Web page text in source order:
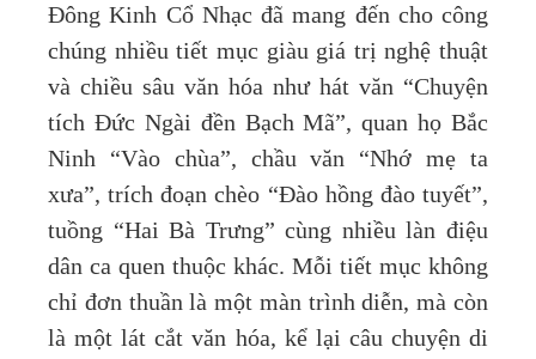
Đông Kinh Cổ Nhạc đã mang đến cho công
chúng nhiều tiết mục giàu giá trị nghệ thuật
và chiều sâu văn hóa như hát văn “Chuyện
tích Đức Ngài đền Bạch Mã”, quan họ Bắc
Ninh “Vào chùa”, chầu văn “Nhớ mẹ ta
xưa”, trích đoạn chèo “Đào hồng đào tuyết”,
tuồng “Hai Bà Trưng” cùng nhiều làn điệu
dân ca quen thuộc khác. Mỗi tiết mục không
chỉ đơn thuần là một màn trình diễn, mà còn
là một lát cắt văn hóa, kể lại câu chuyện di